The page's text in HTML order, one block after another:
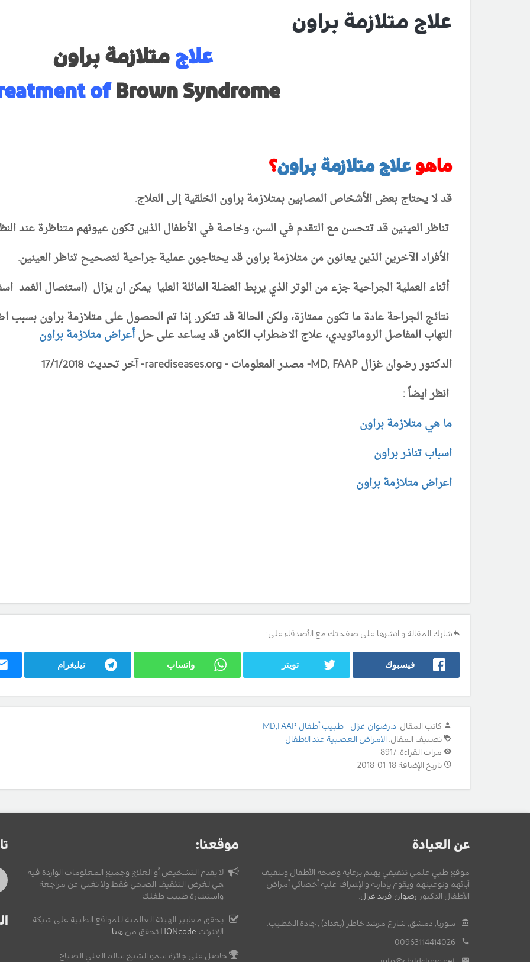
علاج متلازمة براون
علاجمتلازمة براون
of Brown Syndrome
ماهو علاج متلازمة براون؟
قد لا يحتاج بعض الأشخاص المصابين بمتلازمة براون الخلقية إلى العلاج.
تناظر العينين قد تتحسن مع التقدم في السن، وخاصة في الأطفال الذين تكون عيونهم متناظرة عند
الأفراد الآخرين الذين يعانون من متلازمة براون قد يحتاجون عملية جراحية لتصحيح تناظر العينين.
أثناء العملية الجراحية جزء من الوتر الذي يربط العضلة المائلة العليا يمكن ان يزال (استئصال الغمد
نتائج الجراحة عادة ما تكون ممتازة، ولكن الحالة قد تتكرر. إذا تم الحصول على متلازمة براون
التهاب المفاصل الروماتويدي، علاج الاضطراب الكامن قد يساعد على حلأعراض متلازمة براون
الدكتور رضوان غزال MD, FAAP- مصدر المعلومات - rarediseases.org- آخر تحديث 17/1/2018
انظر ايضاً :
ما هي متلازمة براون
اسباب تناذر براون
اعراض متلازمة براون
شارك المقالة و انشرها على صفحتك مع الأصدقاء على:
فيسبوك تويتر واتساب تيليغرام
كاتب المقال: د.رضوان غزال - طبيب أطفال MD,FAAP
تصنيف المقال: الامراض العصبية عند الاطفال
مرات القراءة: 8917
تاريخ الإضافة 18-01-2018
عن العيادة
موقع طبي علمي تثقيفي يهتم برعاية وصحة الأطفال وتثقيف
آبائهم وتوعيتهم ويقوم بإدارته والإشراف عليه أخصائي أمراض
الأطفال الدكتور رضوان فريد غزال
سوريا, دمشق, شارع مرشد خاطر (بغداد) , جادة الخطيب.
00963114414026
موقعنا:
لا يقدم التشخيص أو العلاج وجميع المعلومات الواردة فيه
هي لغرض التثقيف الصحي فقط ولا تغني عن مراجعة
واستشارة طبيب طفلك.
يحقق معايير الهيئة العالمية للمواقع الطبية على شبكة
الإنترنت HONcode تحقق من هنا
حاصل على جائزة سمو الشيخ سالم العلي الصباح